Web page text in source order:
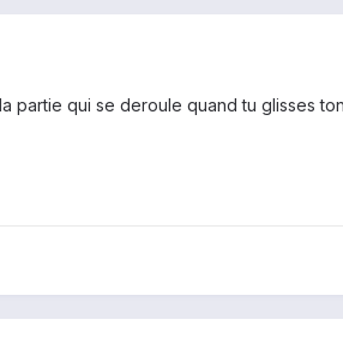
partie qui se deroule quand tu glisses